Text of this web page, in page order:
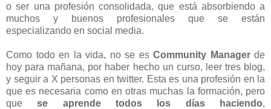
o ser una profesión consolidada, que está absorbiendo a
muchos y buenos profesionales que se están
especializando en social media.
Como todo en la vida, no se es Community Managerde
hoy para mañana, por haber hecho un curso, leer tres blog,
y seguir a X personas en twitter. Esta es una profesión en la
que es necesaria como en otras muchas la formación, pero
quese aprende todos los días haciendo,